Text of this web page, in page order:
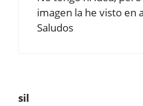
imagen la he visto en
Saludos
sil